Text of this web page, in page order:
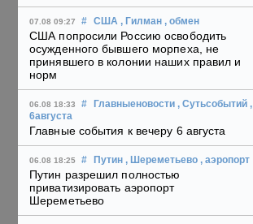
07.08 09:27 # США , Гилман , обмен
США попросили Россию освободить
осужденного бывшего морпеха, не
принявшего в колонии наших правил и
норм
06.08 18:33 # Главныеновости , Сутьсобытий ,
6августа
Главные события к вечеру 6 августа
06.08 18:25 # Путин , Шереметьево , аэропорт
Путин разрешил полностью
приватизировать аэропорт
Шереметьево